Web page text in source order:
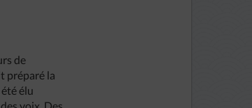
de
préparé la
élu